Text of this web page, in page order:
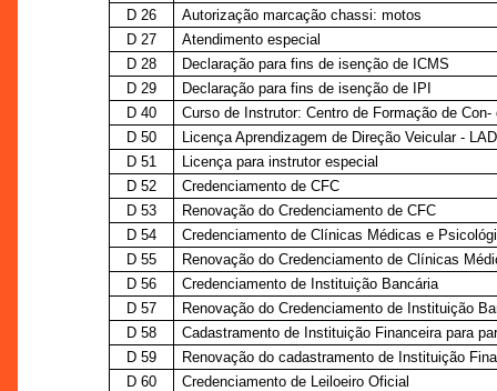
D 26
Autorização marcação chassi: motos
D 27
Atendimento especial
D 28
Declaração para fins de isenção de ICMS
D 29
Declaração para fins de isenção de IPI
D 40
Curso de Instrutor: Centro de Formação de Con-
D 50
Licença Aprendizagem de Direção Veicular -
D 51
Licença para instrutor especial
D 52
Credenciamento de CFC
D 53
Renovação do Credenciamento de CFC
D 54
Credenciamento de Clínicas Médicas e
D 55
Renovação do Credenciamento de Clínicas
D 56
Credenciamento de Instituição Bancária
D 57
Renovação do Credenciamento de Instituição
D 58
Cadastramento de Instituição Financeira para
D 59
Renovação do cadastramento de Instituição
D 60
Credenciamento de Leiloeiro Oficial